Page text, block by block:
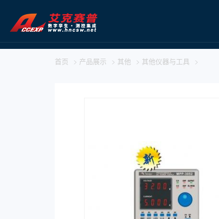
首页 > 产品展示 > 其他 > 其他仪器与工具 >